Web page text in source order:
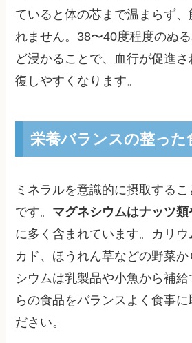
ていると体の芯まで温まらず
れません。38〜40度程度のぬ
ど浸かることで、血行が促進
復しやすくなります。
栄養バランスの整った
ミネラルを意識的に摂取する
です。 マグネシウムはナッツ
に多く含まれています。カリ
カド、ほうれん草などの野菜
シウムは乳製品や小魚から補
らの食品をバランスよく食事に
ださい。